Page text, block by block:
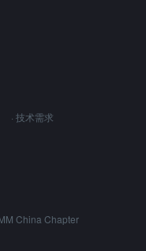
· 技术需求
China Chapter